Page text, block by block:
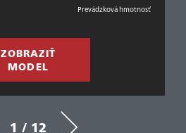
Prevádzková hmotnosť
ZOBRAZIŤ
MODEL
1 / 12